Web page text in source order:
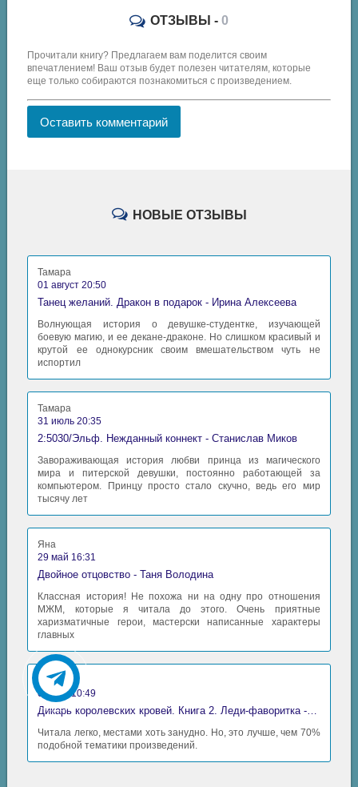
ОТЗЫВЫ - 0
Прочитали книгу? Предлагаем вам поделится своим
впечатлением! Ваш отзыв будет полезен читателям, которые
еще только собираются познакомиться с произведением.
Оставить комментарий
НОВЫЕ ОТЗЫВЫ
Тамара
01 август 20:50
Танец желаний. Дракон в подарок - Ирина Алексеева
Волнующая история о девушке-студентке, изучающей
боевую магию, и ее декане-драконе. Но слишком красивый и
крутой ее однокурсник своим вмешательством чуть не
испортил
Тамара
31 июль 20:35
2:5030/Эльф. Нежданный коннект - Станислав Миков
Завораживающая история любви принца из магического
мира и питерской девушки, постоянно работающей за
компьютером. Принцу просто стало скучно, ведь его мир
тысячу лет
Яна
29 май 16:31
Двойное отцовство - Таня Володина
Классная история! Не похожа ни на одну про отношения
МЖМ, которые я читала до этого. Очень приятные
харизматичные герои, мастерски написанные характеры
главных
Аида
06 май 10:49
Дикарь королевских кровей. Книга 2. Леди-фаворитка - Анна Сергеевна Гаврилова
Читала легко, местами хоть занудно. Но, это лучше, чем 70%
подобной тематики произведений.